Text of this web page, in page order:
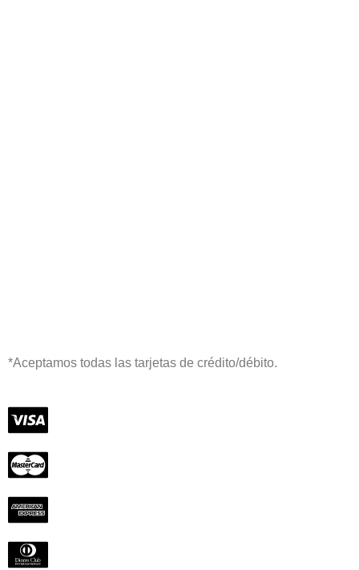
*Aceptamos todas las tarjetas de crédito/débito.